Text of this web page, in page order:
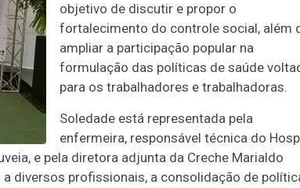
objetivo de discutir e propor o
fortalecimento do controle social, além
ampliar a participação popular na
formulação das políticas de saúde
para os trabalhadores e trabalhadoras.
Soledade está representada pela
enfermeira, responsável técnica do
e pela diretora adjunta da Creche Marialdo
diversos profissionais, a consolidação de